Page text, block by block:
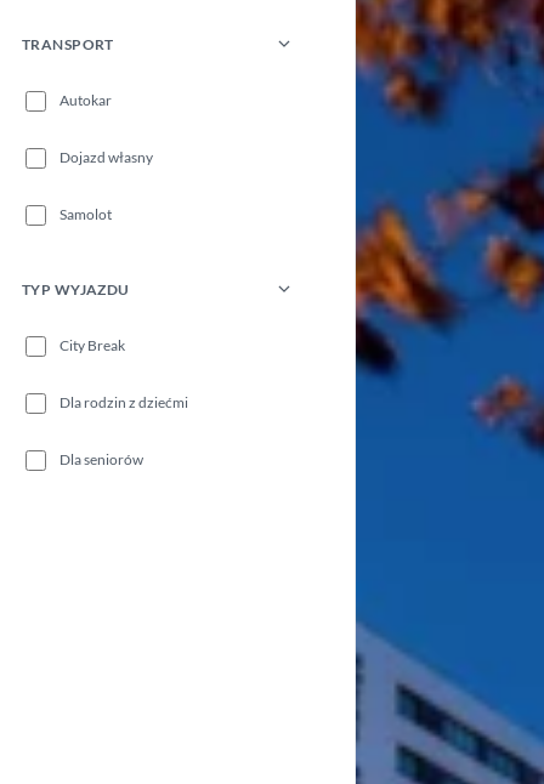
TRANSPORT
Autokar
Dojazd własny
Samolot
TYP WYJAZDU
City Break
Dla rodzin z dziećmi
Dla seniorów